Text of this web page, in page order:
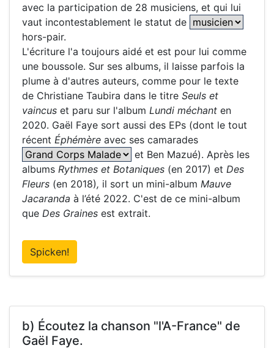
avec la participation de 28 musiciens, et qui lui
vaut incontestablement le statut de
hors-pair.
L'écriture l'a toujours aidé et est pour lui comme
une boussole. Sur ses albums, il laisse parfois la
plume à d'autres auteurs, comme pour le texte
de Christiane Taubira dans le titre Seuls et
vaincus et paru sur l'album Lundi méchant en
2020. Gaël Faye sort aussi des EPs (dont le tout
récent Éphémère avec ses camarades
et Ben Mazué). Après les
albums Rythmes et Botaniques (en 2017) et Des
Fleurs (en 2018), il sort un mini-album Mauve
Jacaranda à l’été 2022. C'est de ce mini-album
que Des Graines est extrait.
Spicken!
b) Écoutez la chanson "l'A-France" de
Gaël Faye.